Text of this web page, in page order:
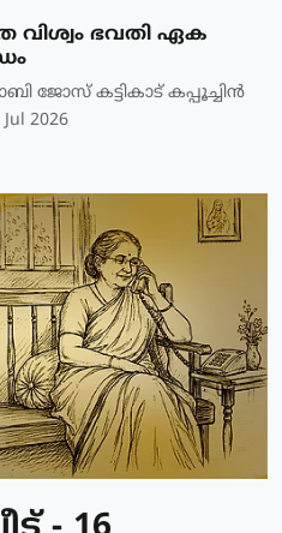
വിശ്വം ഭവതി ഏക
ജോസ് കട്ടികാട് കപ്പൂച്ചിൻ
Jul 2026